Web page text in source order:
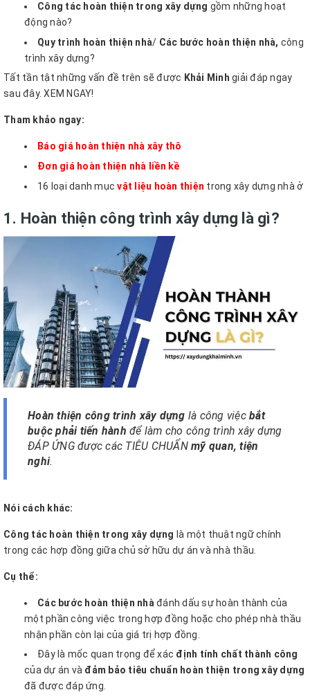
Công tác hoàn thiện trong xây dựng gồm những hoạt
động nào?
Quy trình hoàn thiện nhà/ Các bước hoàn thiện nhà, công
trình xây dựng?
Tất tần tật những vấn đề trên sẽ được Khải Minh giải đáp ngay
sau đây. XEM NGAY!
Tham khảo ngay:
Báo giá hoàn thiện nhà xây thô
Đơn giá hoàn thiện nhà liền kề
16 loại danh mụcvật liệu hoàn thiện trong xây dựng nhà ở
1. Hoàn thiện công trình xây dựng là gì?
Hoàn thiện công trình xây dựng là công việcbắt
buộc phải tiến hành để làm cho công trình xây dựng
ĐÁP ỨNG được các TIÊU CHUẨN mỹ quan, tiện
nghi.
Nói cách khác:
Công tác hoàn thiện trong xây dựng là một thuật ngữ chính
trong các hợp đồng giữa chủ sở hữu dự án và nhà thầu.
Cụ thể:
Các bước hoàn thiện nhà đánh dấu sự hoàn thành của
một phần công việc trong hợp đồng hoặc cho phép nhà thầu
nhận phần còn lại của giá trị hợp đồng.
Đây là mốc quan trọng để xác định tính chất thành công
của dự án và đảm bảo tiêu chuẩn hoàn thiện trong xây dựng
đã được đáp ứng.